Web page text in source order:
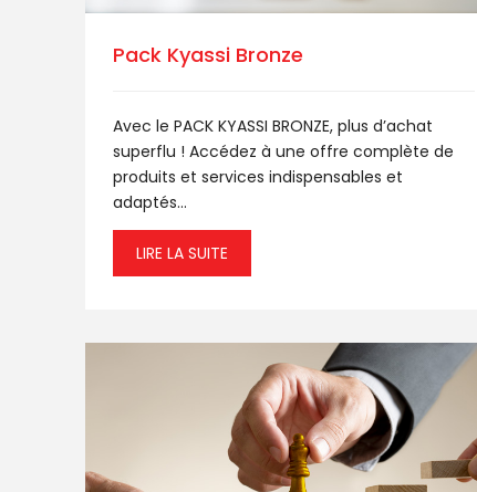
Pack Kyassi Bronze
Avec le PACK KYASSI BRONZE, plus d’achat
superflu ! Accédez à une offre complète de
produits et services indispensables et
adaptés...
LIRE LA SUITE